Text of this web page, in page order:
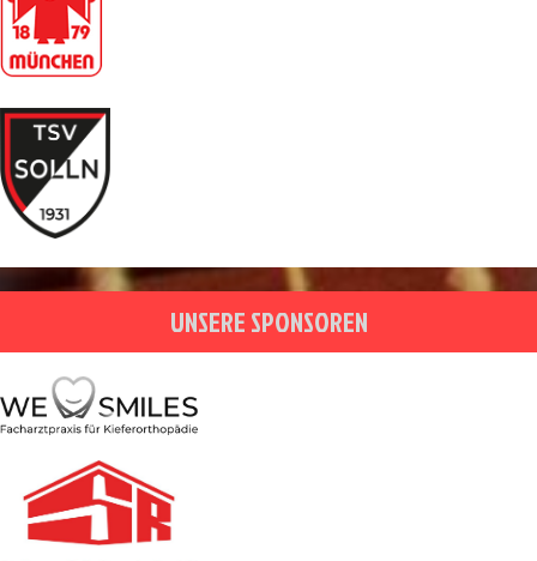
UNSERE SPONSOREN